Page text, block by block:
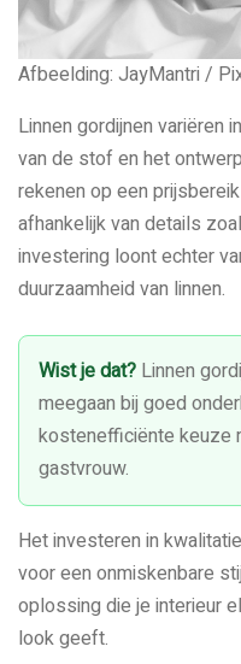
Afbeelding: JayMantri /
Linnen gordijnen variëren
van de stof en het
rekenen op een
afhankelijk van details
investering loont echter
duurzaamheid van linnen.
Wist je dat? Linnen
meegaan bij goed
kostenefficiënte keuze
gastvrouw.
Het investeren in
voor een onmiskenbare
oplossing die je interieur
look geeft.